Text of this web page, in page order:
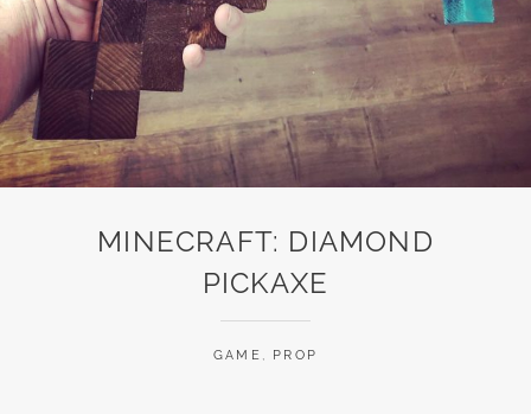
MINECRAFT: DIAMOND
PICKAXE
GAME , PROP